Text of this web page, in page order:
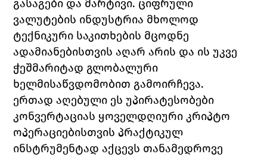
გასაგები და მარტივი. ციფრული
ვალუტების ინდუსტრია მხოლოდ
ტექნიკური საკითხების მცოდნე
ადამიანებისთვის აღარ არის და ის უკვე
ჭეშმარიტად გლობალური
ხელმისაწვდომობით გამოირჩევა.
ერთად აღებული ეს უპირატესობები
კონვერტაციას ყოველდღიური კრიპტო
ოპერაციებისთვის პრაქტიკულ
ინსტრუმენტად აქცევს თანამედროვე